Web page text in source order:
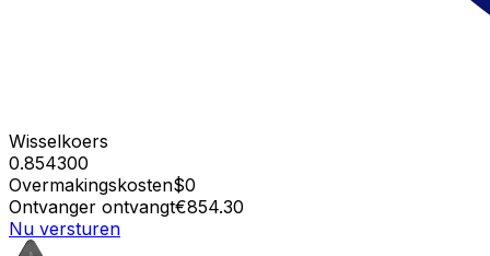
Wisselkoers
0.854300
Overmakingskosten$0
Ontvanger ontvangt€854.30
Nu versturen